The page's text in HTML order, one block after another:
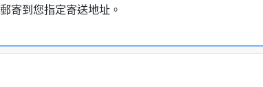
寄到您指定寄送地址。